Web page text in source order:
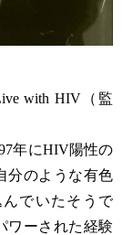
with HIV（監
年にHIV陽性の
分のような有色
でいたそうで
ワーされた経験